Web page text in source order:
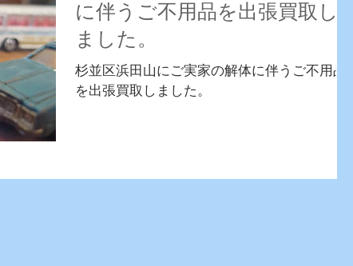
に伴うご不用品を出張買取し
ました。
杉並区浜田山にご実家の解体に伴うご不用品
を出張買取しました。